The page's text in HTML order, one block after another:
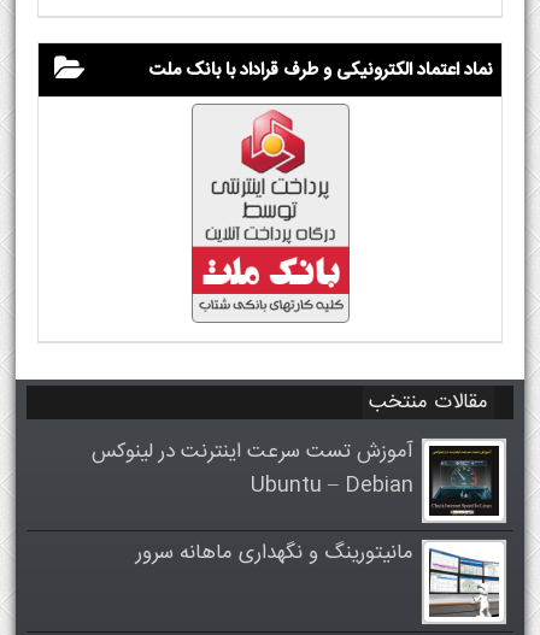
نماد اعتماد الکترونیکی و طرف قراداد با بانک ملت
مقالات منتخب
آموزش تست سرعت اینترنت در لینوکس
Ubuntu – Debian
مانیتورینگ و نگهداری ماهانه سرور